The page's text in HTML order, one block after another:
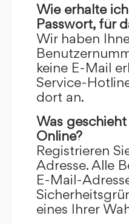
Wie erhalte
Passwort, für
Wir haben
keine E-Mail
Service-
dort an.
Was
Online?
Registrieren
Adresse. Alle
E-Mail-
eines Ihrer